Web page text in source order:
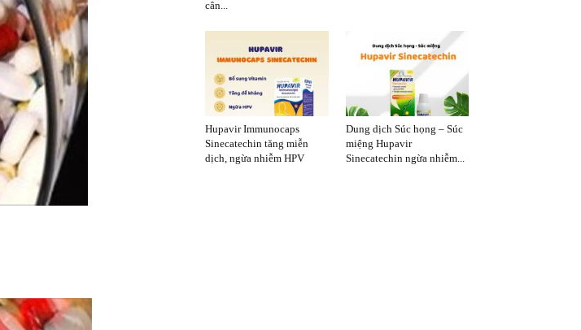
cân...
Hupavir Immunocaps
Sinecatechin tăng miễn
dịch, ngừa nhiễm HPV
Dung dịch Súc họng – Súc
miệng Hupavir
Sinecatechin ngừa nhiễm...